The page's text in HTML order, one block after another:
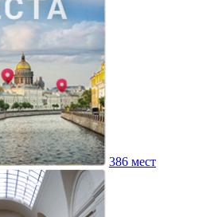
386 мест